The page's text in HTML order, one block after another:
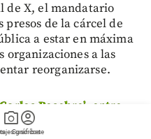
photo_camera
gráficos
account_circle
Suscríbete
de X, el mandatario
presos de la cárcel de
a estar en máxima
organizaciones a las
reorganizarse.
Pesebre’, entre
Itagüí